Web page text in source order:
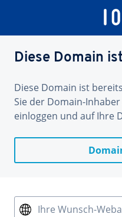
Diese Domain
Diese Domain ist
Sie der Domain-
einloggen und auf Ihre
Ihre Wunsch-